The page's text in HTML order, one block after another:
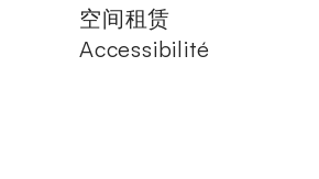
空间租赁
Accessibilité